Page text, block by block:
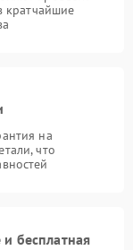
кратчайшие
на
что
бесплатная